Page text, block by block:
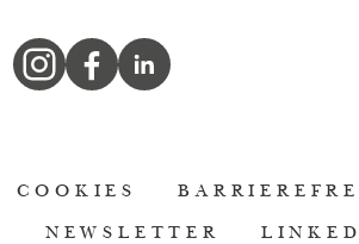
COOKIES
NEWSLETTER